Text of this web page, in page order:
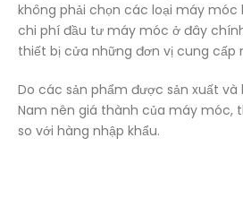
không phải chọn các loại máy móc
chi phí đầu tư máy móc ở đây
thiết bị cửa những đơn vị cung cấp
Do các sản phẩm được sản xuất và
Nam nên giá thành của máy móc,
so với hàng nhập khẩu.